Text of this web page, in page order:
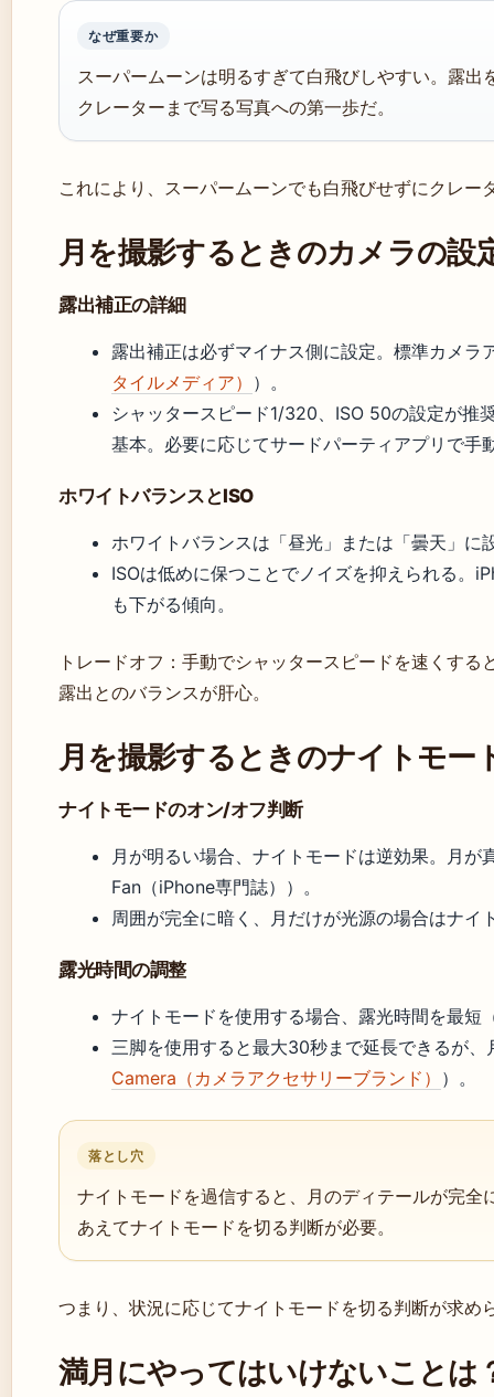
なぜ重要か
スーパームーンは明るすぎて白飛びしやすい。露出
クレーターまで写る写真への第一歩だ。
これにより、スーパームーンでも白飛びせずにクレー
月を撮影するときのカメラの設
露出補正の詳細
露出補正は必ずマイナス側に設定。標準カメラ
タイルメディア） ）。
シャッタースピード1/320、ISO 50の設定が推
基本。必要に応じてサードパーティアプリで手
ホワイトバランスとISO
ホワイトバランスは「昼光」または「曇天」に
ISOは低めに保つことでノイズを抑えられる。
も下がる傾向。
トレードオフ：手動でシャッタースピードを速くする
露出とのバランスが肝心。
月を撮影するときのナイトモー
ナイトモードのオン/オフ判断
月が明るい場合、ナイトモードは逆効果。月
Fan（iPhone専門誌））。
周囲が完全に暗く、月だけが光源の場合はナイ
露光時間の調整
ナイトモードを使用する場合、露光時間を最短
三脚を使用すると最大30秒まで延長できるが
Camera（カメラアクセサリーブランド） ）。
落とし穴
ナイトモードを過信すると、月のディテールが完全
あえてナイトモードを切る判断が必要。
つまり、状況に応じてナイトモードを切る判断が求め
満月にやってはいけないことは